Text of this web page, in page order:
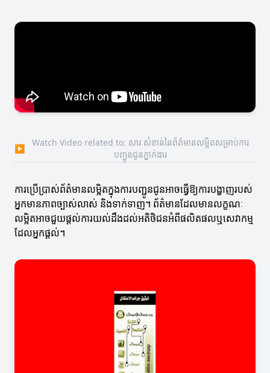
▶
Watch Video related to: សារៈសំខាន់នៃព័ត៌មានលម្អិតសម្រាប់ការ
បញ្ជូនជូនភ្នាក់ងារ
ការប្រើប្រាស់ព័ត៌មានលម្អិតក្នុងការបញ្ជូនជូនអាចធ្វើឱ្យការបង្ហាញរបស់
អ្នកមានភាពច្បាស់លាស់ និងទាក់ទាញ។ ព័ត៌មានដែលមានលក្ខណៈ
លម្អិតអាចជួយផ្តល់ការយល់ដឹងដល់អតិថិជនអំពីផលិតផលឬសេវាកម្ម
ដែលអ្នកផ្តល់។